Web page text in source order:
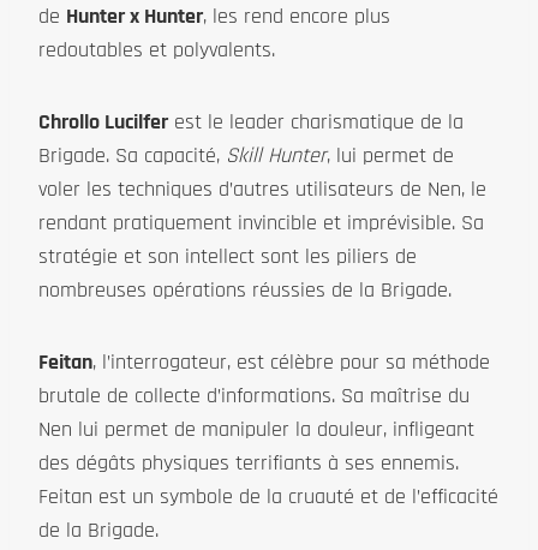
de Hunter x Hunter, les rend encore plus
redoutables et polyvalents.
Chrollo Lucilfer est le leader charismatique de la
Brigade. Sa capacité, Skill Hunter, lui permet de
voler les techniques d’autres utilisateurs de Nen, le
rendant pratiquement invincible et imprévisible. Sa
stratégie et son intellect sont les piliers de
nombreuses opérations réussies de la Brigade.
Feitan, l’interrogateur, est célèbre pour sa méthode
brutale de collecte d’informations. Sa maîtrise du
Nen lui permet de manipuler la douleur, infligeant
des dégâts physiques terrifiants à ses ennemis.
Feitan est un symbole de la cruauté et de l’efficacité
de la Brigade.